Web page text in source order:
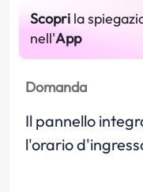
Scopri la
nell'App
Domanda
Il pannello
l'orario